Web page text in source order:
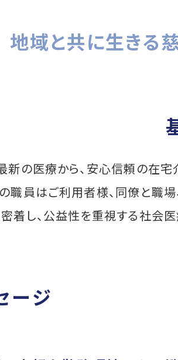
地域と共に生きる
新の医療から、安心信頼の在宅
職員はご利用者様、同僚と職場
着し、公益性を重視する社会
ージ